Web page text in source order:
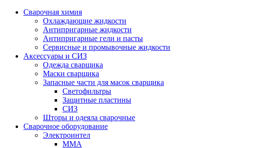
Сварочная химия
Охлаждающие жидкости
Антипригарные жидкости
Антипригарные гели и пасты
Сервисные и промывочные жидкости
Аксессуары и СИЗ
Одежда сварщика
Маски сварщика
Запасные части для масок сварщика
Светофильтры
Защитные пластины
СИЗ
Шторы и одеяла сварочные
Сварочное оборудование
Электроинтел
ММА